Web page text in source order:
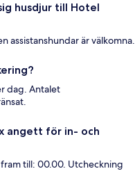
husdjur till Hotel
assistanshundar är välkomna.
dag. Antalet
angett för in- och
fram till: 00.00. Utcheckning